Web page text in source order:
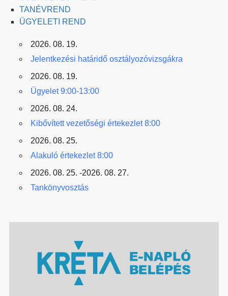
TANÉVREND
ÜGYELETI REND
2026. 08. 19.
Jelentkezési határidő osztályozóvizsgákra
2026. 08. 19.
Ügyelet 9:00-13:00
2026. 08. 24.
Kibővített vezetőségi értekezlet 8:00
2026. 08. 25.
Alakuló értekezlet 8:00
2026. 08. 25. -2026. 08. 27.
Tankönyvosztás